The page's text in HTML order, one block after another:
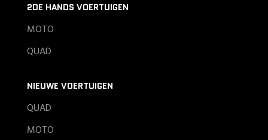
2DE HANDS VOERTUIGEN
MOTO
QUAD
NIEUWE VOERTUIGEN
QUAD
MOTO